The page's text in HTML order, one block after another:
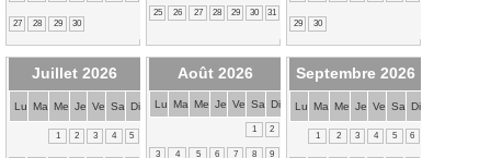
27 28 29 30
25 26 27 28 29 30 31
29 30
Juillet 2026
Lu Ma Me Je Ve Sa Di
1 2 3 4 5
Août 2026
Lu Ma Me Je Ve Sa Di
1 2
3 4 5 6 7 8 9
Septembre 2026
Lu Ma Me Je Ve Sa Di
1 2 3 4 5 6